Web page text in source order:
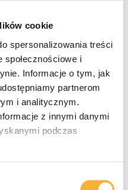
cookie
spersonalizowania treści
społecznościowe i
Informacje o tym, jak
partnerom
i analitycznym.
z innymi danymi
podczas
i influencer
ze strategicznym
i zjawisk kulturowych
marek.